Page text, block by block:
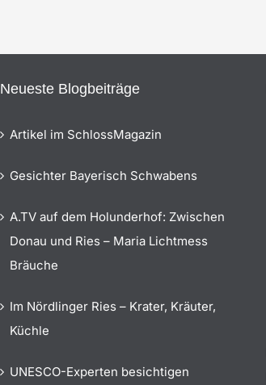
Neueste Blogbeiträge
Artikel im SchlossMagazin
Gesichter Bayerisch Schwabens
A.TV auf dem Holunderhof: Zwischen
Donau und Ries – Maria Lichtmess
Bräuche
Im Nördlinger Ries – Krater, Kräuter,
Küchle
UNESCO-Experten besichtigen